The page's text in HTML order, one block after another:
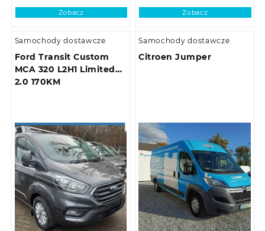
Zobacz Zobacz
Samochody dostawcze
Ford Transit Custom
MCA 320 L2H1 Limited
2.0 170KM
Samochody dostawcze
Citroen Jumper